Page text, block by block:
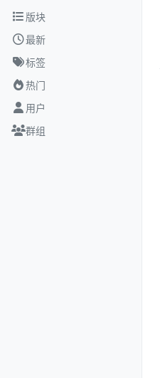
跳转至内容
版块
最新
标签
热门
用户
群组